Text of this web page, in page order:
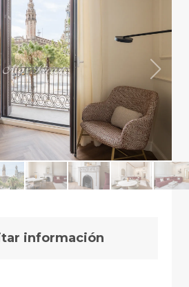
información